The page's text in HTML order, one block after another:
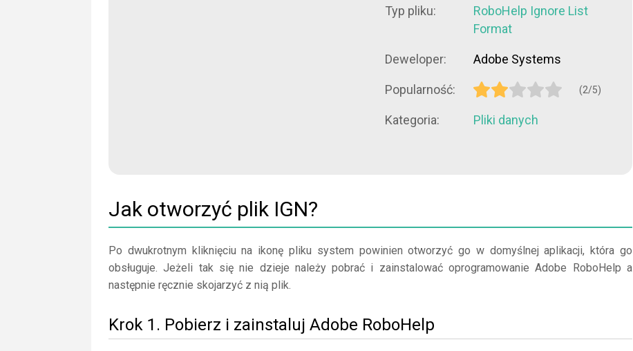
Typ pliku:
RoboHelp Ignore List
Format
Deweloper: Adobe Systems
Popularność: (2/5)
Kategoria: Pliki danych
Jak otworzyć plik IGN?
Po dwukrotnym kliknięciu na ikonę pliku system powinien otworzyć go w domyślnej aplikacji, która go
obsługuje. Jeżeli tak się nie dzieje należy pobrać i zainstalować oprogramowanie Adobe RoboHelp a
następnie ręcznie skojarzyć z nią plik.
Krok 1. Pobierz i zainstaluj Adobe RoboHelp